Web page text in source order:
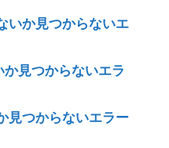
か見つからないエ
見つからないエラ
つからないエラー